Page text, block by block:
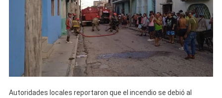
Autoridades locales reportaron que el incendio se debió al